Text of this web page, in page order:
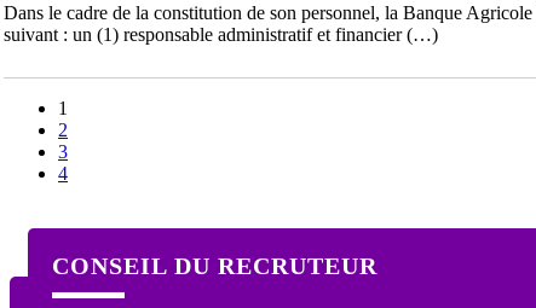
Dans le cadre de la constitution de son personnel, la Banque
suivant : un (1) responsable administratif et financier (…)
1
2
3
4
CONSEIL DU RECRUTEUR